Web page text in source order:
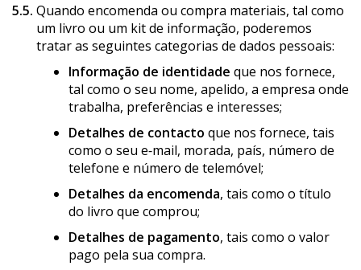
5.5. Quando encomenda ou compra materiais, tal como
um livro ou um kit de informação, poderemos
tratar as seguintes categorias de dados pessoais:
Informação de identidade que nos fornece,
tal como o seu nome, apelido, a empresa onde
trabalha, preferências e interesses;
Detalhes de contacto que nos fornece, tais
como o seu e‑mail, morada, país, número de
telefone e número de telemóvel;
Detalhes da encomenda, tais como o título
do livro que comprou;
Detalhes de pagamento, tais como o valor
pago pela sua compra.